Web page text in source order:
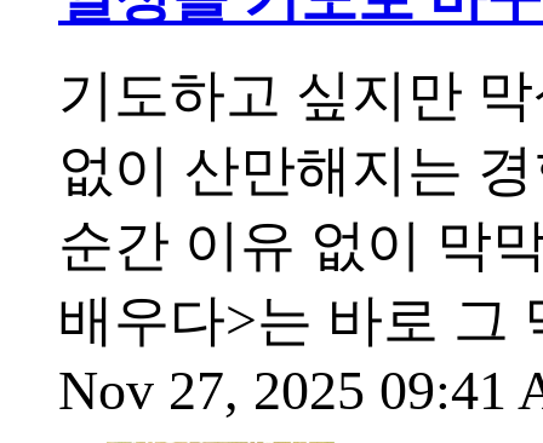
기도하고 싶지만
없이 산만해지는
순간 이유 없이 막
배우다>는 바로
Nov 27, 2025 09:41